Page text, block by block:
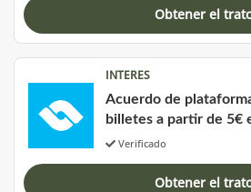
Obtener el
INTERES
Acuerdo de
billetes a partir de 5€
Verificado
Obtener el